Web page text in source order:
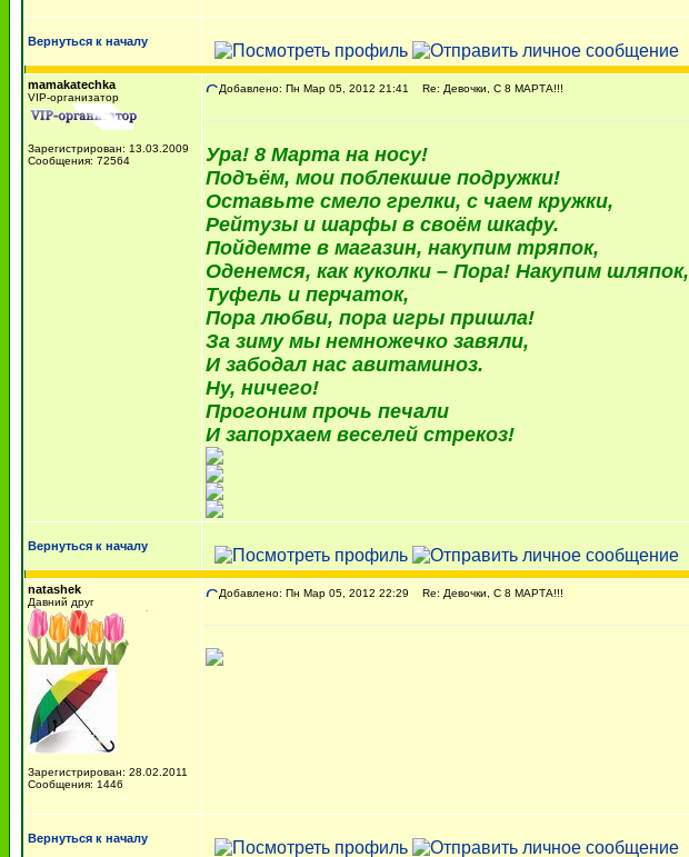
Вернуться к началу
mamakatechka
VIP-организатор
Зарегистрирован: 13.03.2009
Сообщения: 72564
Добавлено: Пн Мар 05, 2012 21:41 Re: Девочки, С 8 МАРТА!!!
Ура! 8 Марта на носу!
Подъём, мои поблекшие подружки!
Оставьте смело грелки, с чаем кружки,
Рейтузы и шарфы в своём шкафу.
Пойдемте в магазин, накупим тряпок,
Оденемся, как куколки – Пора! Накупим шляпок,
Туфель и перчаток,
Пора любви, пора игры пришла!
За зиму мы немножечко завяли,
И забодал нас авитаминоз.
Ну, ничего!
Прогоним прочь печали
И запорхаем веселей стрекоз!
Вернуться к началу
natashek
Давний друг
Зарегистрирован: 28.02.2011
Сообщения: 1446
Добавлено: Пн Мар 05, 2012 22:29 Re: Девочки, С 8 МАРТА!!!
Вернуться к началу